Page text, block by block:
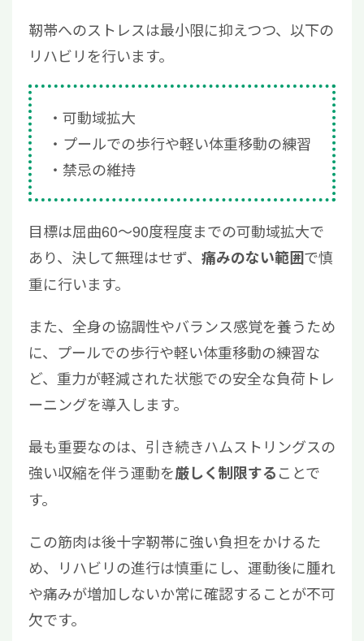
靭帯へのストレスは最小限に抑えつつ、以下の
リハビリを行います。
可動域拡大
プールでの歩行や軽い体重移動の練習
禁忌の維持
目標は屈曲60〜90度程度までの可動域拡大で
あり、決して無理はせず、 痛みのない範囲で慎
重に行います。
また、全身の協調性やバランス感覚を養うため
に、プールでの歩行や軽い体重移動の練習な
ど、重力が軽減された状態での安全な負荷トレ
ーニングを導入します。
最も重要なのは、引き続きハムストリングスの
強い収縮を伴う運動を厳しく制限することで
す。
この筋肉は後十字靭帯に強い負担をかけるた
め、リハビリの進行は慎重にし、運動後に腫れ
や痛みが増加しないか常に確認することが不可
欠です。